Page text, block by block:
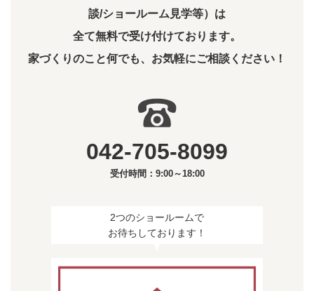
談/ショールーム見学等）は
全て無料で受け付けております。
家づくりのこと何でも、お気軽にご相談ください！
042-705-8099
受付時間：9:00～18:00
2つのショールームで
お待ちしております！